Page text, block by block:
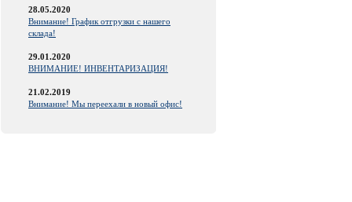
28.05.2020
Внимание! График отгрузки с нашего
склада!
29.01.2020
ВНИМАНИЕ! ИНВЕНТАРИЗАЦИЯ!
21.02.2019
Внимание! Мы переехали в новый офис!